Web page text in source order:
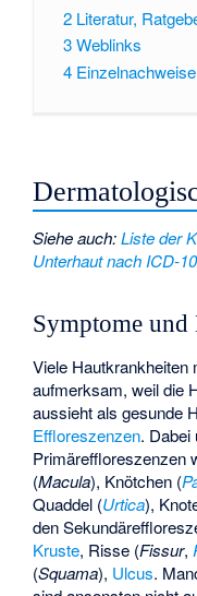
2 Literatur,
3Weblinks
4 Einzelnachweise
Siehe auch:Liste der
Unterhaut nach ICD-10
Symptome und
Viele Hautkrankheiten
aufmerksam, weil die
aussieht als gesunde
Effloreszenzen. Dabei
Primäreffloreszenzen
(Macula), Knötchen (
Quaddel (Urtica),
den
Kruste, Risse (Fissur,
(Squama), Ulcus.